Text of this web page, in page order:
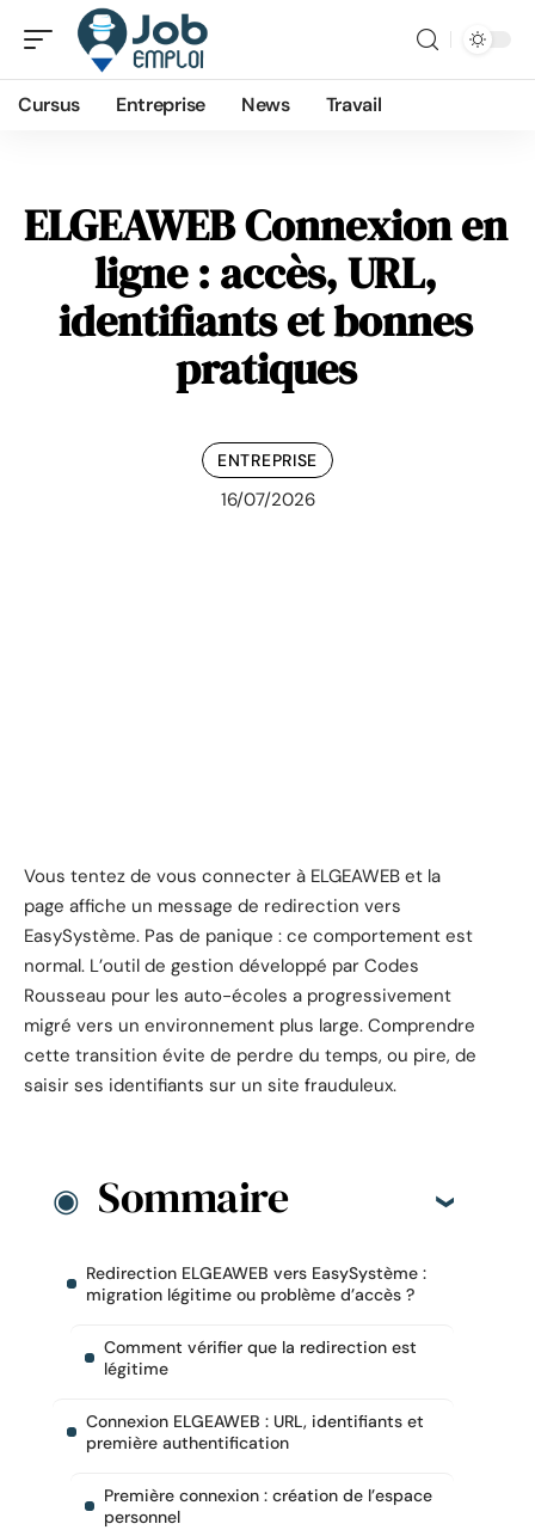
Cursus Entreprise News Travail
ELGEAWEB Connexion en
ligne : accès, URL,
identifiants et bonnes
pratiques
ENTREPRISE
16/07/2026
Vous tentez de vous connecter à ELGEAWEB et la
page affiche un message de redirection vers
EasySystème. Pas de panique : ce comportement est
normal. L’outil de gestion développé par Codes
Rousseau pour les auto-écoles a progressivement
migré vers un environnement plus large. Comprendre
cette transition évite de perdre du temps, ou pire, de
saisir ses identifiants sur un site frauduleux.
Sommaire
Redirection ELGEAWEB vers EasySystème :
migration légitime ou problème d’accès ?
Comment vérifier que la redirection est
légitime
Connexion ELGEAWEB : URL, identifiants et
première authentification
Première connexion : création de l’espace
personnel